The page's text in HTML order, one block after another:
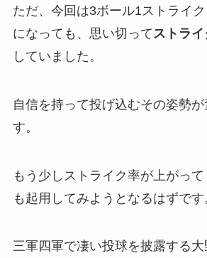
ただ、今回は3ボール1ストライ
になっても、思い切って ストラ
していました。
自信を持って投げ込むその姿勢
す。
もう少しストライク率が上がっ
も起用してみようとなるはずです
三軍四軍で凄い投球を披露する